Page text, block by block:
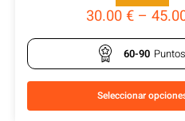
30.00€–
60-90 Puntos
Seleccionar